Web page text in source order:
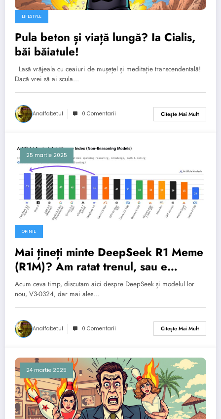
LIFESTYLE
Pula beton și viață lungă? Ia Cialis,
băi băiatule!
Lasă vrăjeala cu ceaiuri de mușețel și meditație transcendentală!
Dacă vrei să ai scula…
Analfabetul 0 Comentarii Citește Mai Mult
25 martie 2025
OPINIE
Mai țineți minte DeepSeek R1 Meme
(R1M)? Am ratat trenul, sau e
momentul să ne urcăm? + O palmă
Chinezească peste fața Vestului?
Acum ceva timp, discutam aici despre DeepSeek și modelul lor
nou, V3-0324, dar mai ales…
Analfabetul 0 Comentarii Citește Mai Mult
24 martie 2025